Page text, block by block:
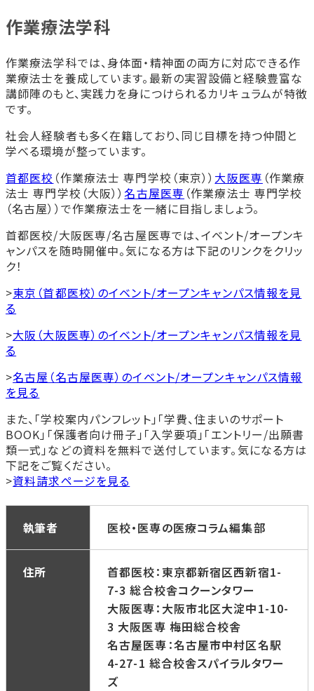
作業療法学科
作業療法学科では、身体面・精神面の両方に対応できる作
業療法士を養成しています。最新の実習設備と経験豊富な
講師陣のもと、実践力を身につけられるカリキュラムが特徴
です。
社会人経験者も多く在籍しており、同じ目標を持つ仲間と
学べる環境が整っています。
首都医校 （作業療法士 専門学校（東京）） 大阪医専 （作業療
法士 専門学校（大阪）） 名古屋医専 （作業療法士 専門学校
（名古屋））で作業療法士を一緒に目指しましょう。
首都医校/大阪医専/名古屋医専では、イベント/オープンキ
ャンパスを随時開催中。気になる方は下記のリンクをクリッ
ク！
>東京（首都医校）のイベント/オープンキャンパス情報を見
る
>大阪（大阪医専）のイベント/オープンキャンパス情報を見
る
>名古屋（名古屋医専）のイベント/オープンキャンパス情報
を見る
また、「学校案内パンフレット」「学費、住まいのサポート
BOOK」「保護者向け冊子」「入学要項」「エントリー/出願書
類一式」などの資料を無料で送付しています。気になる方は
下記をご覧ください。
>資料請求ページを見る
執筆者 医校・医専の医療コラム編集部
住所
首都医校：東京都新宿区西新宿1-
7-3 総合校舎コクーンタワー
大阪医専：大阪市北区大淀中1-10-
3 大阪医専 梅田総合校舎
名古屋医専：名古屋市中村区名駅
4-27-1 総合校舎スパイラルタワー
ズ